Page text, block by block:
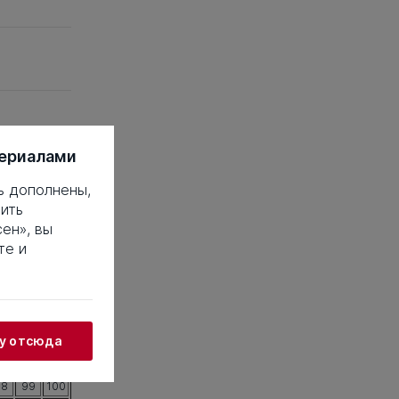
19
20
39
40
59
60
79
80
99
100
дополнены,
вы
и
отсюда